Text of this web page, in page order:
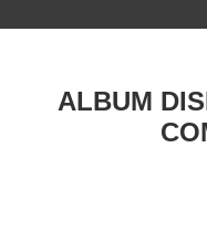
ALBUM